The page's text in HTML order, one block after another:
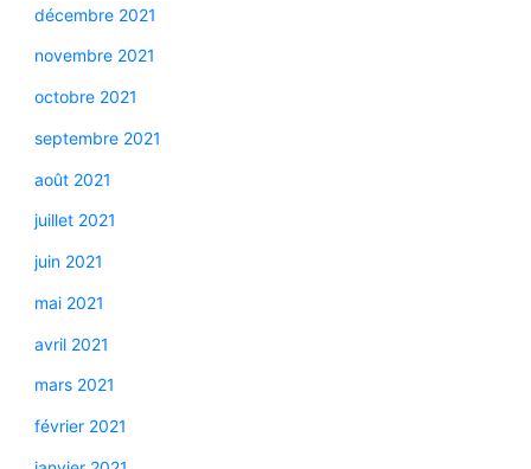
décembre 2021
novembre 2021
octobre 2021
septembre 2021
août 2021
juillet 2021
juin 2021
mai 2021
avril 2021
mars 2021
février 2021